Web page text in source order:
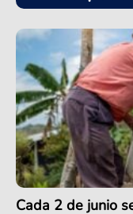
Cada 2 de junio